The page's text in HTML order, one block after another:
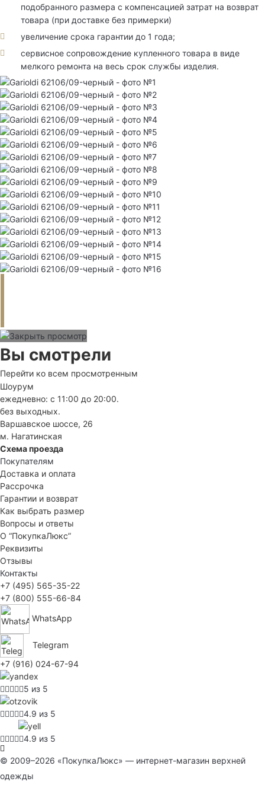
подобранного размера с компенсацией затрат на возврат
товара (при доставке без примерки)
увеличение срока гарантии до 1 года;
сервисное сопровождение купленного товара в виде
мелкого ремонта на весь срок службы изделия.
Вы смотрели
Перейти ко всем просмотренным
Шоурум
ежедневно: с 11:00 до 20:00.
без выходных.
Варшавское шоссе, 26
м. Нагатинская
Схема проезда
Покупателям
Доставка и оплата
Рассрочка
Гарантии и возврат
Как выбрать размер
Вопросы и ответы
О “ПокупкаЛюкс”
Реквизиты
Отзывы
Контакты
+7 (495) 565-35-22
+7 (800) 555-66-84
WhatsApp
Telegram
+7 (916) 024-67-94
5 из 5
4.9 из 5
4.9 из 5
© 2009–2026 «ПокупкаЛюкс» — интернет-магазин верхней
одежды